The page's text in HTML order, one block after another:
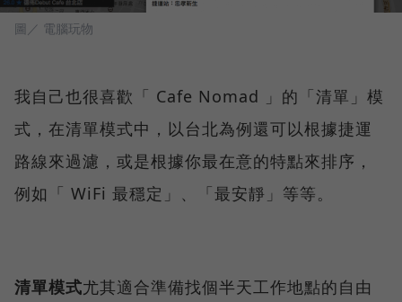
圖／ 電腦玩物
我自己也很喜歡「 Cafe Nomad 」的「清單」模
式，在清單模式中，以台北為例還可以根據捷運
路線來過濾，或是根據你最在意的特點來排序，
例如「 WiFi 最穩定」、「最安靜」等等。
清單模式尤其適合準備找個半天工作地點的自由